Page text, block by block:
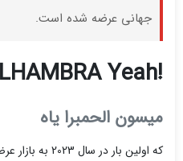
جهانی عرضه شده است.
!MAISON ALHAMBRA Yeah
میسون الحمبرا یاه
که اولین بار